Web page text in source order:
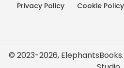
Privacy Policy
Cookie Policy
© 2023-2026,